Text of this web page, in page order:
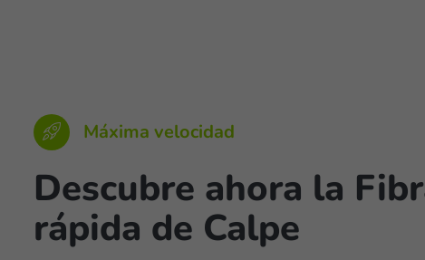
Máxima velocidad
Descubre ahora la
rápida de Calpe